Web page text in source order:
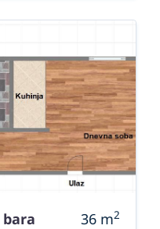
bara 36 m2